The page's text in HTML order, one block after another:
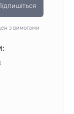
з вимогами